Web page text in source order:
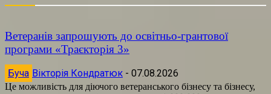
Ветеранів запрошують до освітньо-грантової
програми «Траєкторія 3»
Буча Вікторія Кондратюк - 07.08.2026
Це можливість для діючого ветеранського бізнесу та бізнесу,